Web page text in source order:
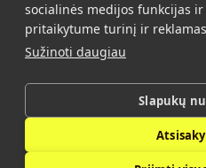
Pagrindinis
Apie mus
Vidalis © 2026. Visos teisės
socialinės medijos funkcijas
pritaikytume turinį ir
Sužinoti daugiau
Slapukų